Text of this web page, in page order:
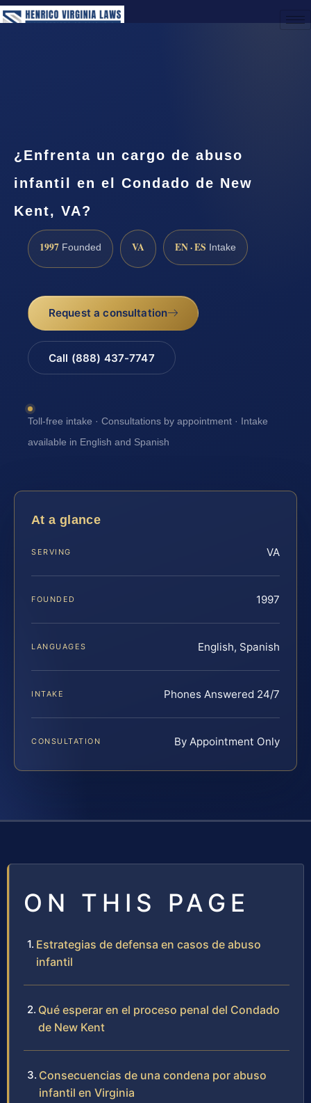
¿Enfrenta un cargo de abuso
infantil en el Condado de New
Kent, VA?
1997 Founded VA EN · ES Intake
Request a consultation
Call (888) 437-7747
Toll-free intake · Consultations by appointment · Intake
available in English and Spanish
At a glance
SERVING VA
FOUNDED 1997
LANGUAGES English, Spanish
INTAKE Phones Answered 24/7
CONSULTATION By Appointment Only
ON THIS PAGE
Estrategias de defensa en casos de abuso
infantil
Qué esperar en el proceso penal del Condado
de New Kent
Consecuencias de una condena por abuso
infantil en Virginia